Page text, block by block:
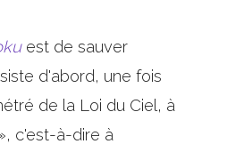
est de sauver
d'abord, une fois
de la Loi du Ciel, à
c'est-à-dire à